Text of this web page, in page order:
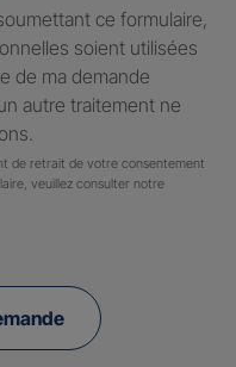
ce formulaire,
soient utilisées
de ma demande
autre traitement ne
de retrait de votre consentement
veuillez consulter notre